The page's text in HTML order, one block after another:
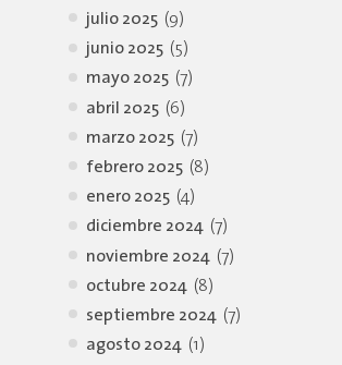
julio 2025 (9)
junio 2025 (5)
mayo 2025 (7)
abril 2025 (6)
marzo 2025 (7)
febrero 2025 (8)
enero 2025 (4)
diciembre 2024 (7)
noviembre 2024 (7)
octubre 2024 (8)
septiembre 2024 (7)
agosto 2024 (1)